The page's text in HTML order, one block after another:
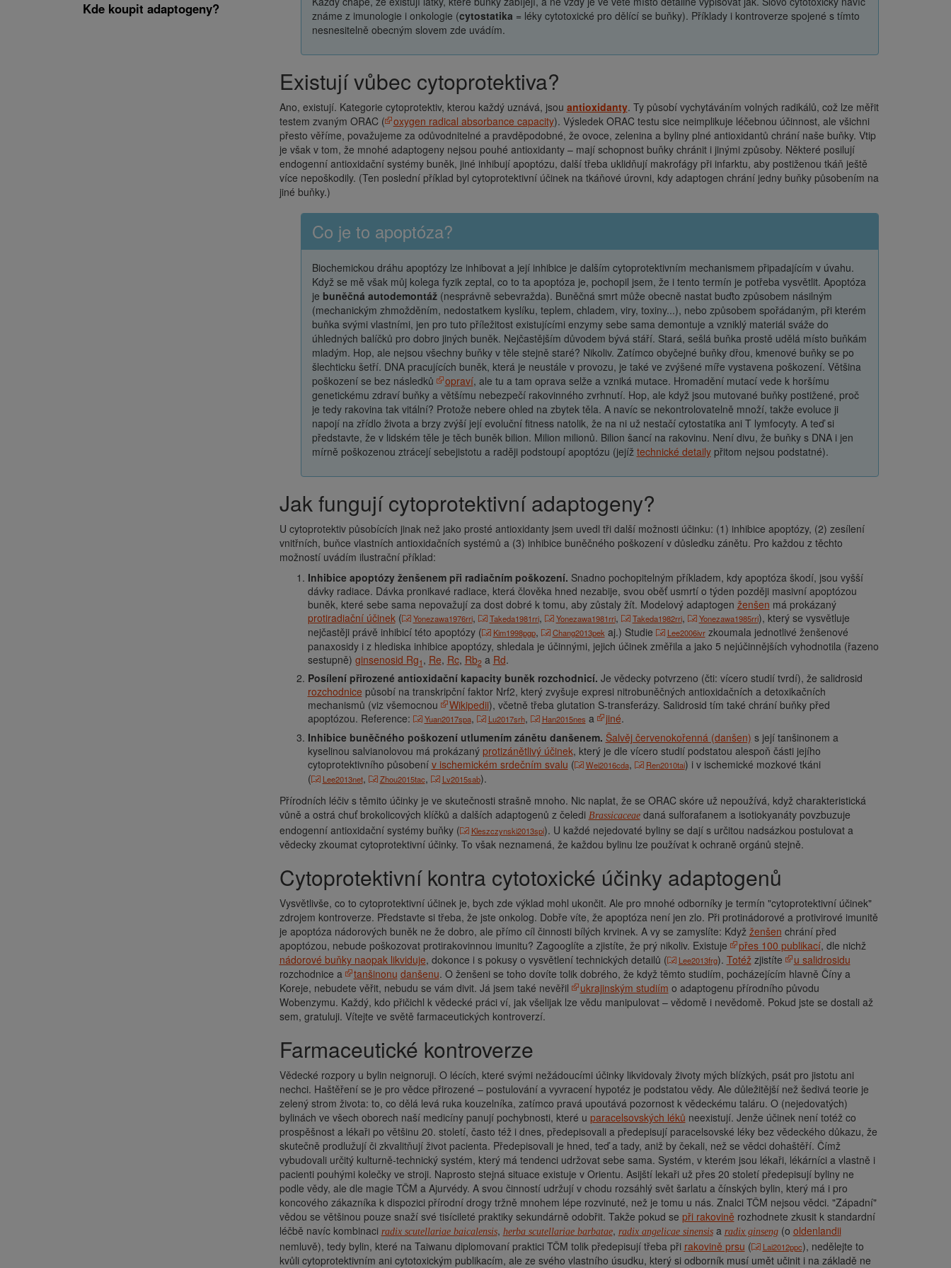
Kde koupit adaptogeny?
známe z imunologie i onkologie (cytostatika = léky cytotoxické pro dělící se buňky). Příklady i kontroverze spojené s tímto
nesnesitelně obecným slovem zde uvádím.
Existují vůbec cytoprotektiva?
Ano, existují. Kategorie cytoprotektiv, kterou každý uznává, jsou antioxidanty. Ty působí vychytáváním volných radikálů, což lze měřit
testem zvaným ORAC (
oxygen radical absorbance capacity). Výsledek ORAC testu sice neimplikuje léčebnou účinnost, ale všichni
přesto věříme, považujeme za odůvodnitelné a pravděpodobné, že ovoce, zelenina a byliny plné antioxidantů chrání naše buňky. Vtip
je však v tom, že mnohé adaptogeny nejsou pouhé antioxidanty – mají schopnost buňky chránit i jinými způsoby. Některé posilují
endogenní antioxidační systémy buněk, jiné inhibují apoptózu, další třeba uklidňují makrofágy při infarktu, aby postiženou tkáň ještě
více nepoškodily. (Ten poslední příklad byl cytoprotektivní účinek na tkáňové úrovni, kdy adaptogen chrání jedny buňky působením na
jiné buňky.)
Co je to apoptóza?
Biochemickou dráhu apoptózy lze inhibovat a její inhibice je dalším cytoprotektivním mechanismem připadajícím v úvahu.
Když se mě však můj kolega fyzik zeptal, co to ta apoptóza je, pochopil jsem, že i tento termín je potřeba vysvětlit. Apoptóza
je buněčná autodemontáž(nesprávně sebevražda). Buněčná smrt může obecně nastat buďto způsobem násilným
(mechanickým zhmožděním, nedostatkem kyslíku, teplem, chladem, viry, toxiny...), nebo způsobem spořádaným, při kterém
buňka svými vlastními, jen pro tuto příležitost existujícími enzymy sebe sama demontuje a vzniklý materiál sváže do
úhledných balíčků pro dobro jiných buněk. Nejčastějším důvodem bývá stáří. Stará, sešlá buňka prostě udělá místo buňkám
mladým. Hop, ale nejsou všechny buňky v těle stejně staré? Nikoliv. Zatímco obyčejné buňky dřou, kmenové buňky se po
šlechticku šetří. DNA pracujících buněk, která je neustále v provozu, je také ve zvýšené míře vystavena poškození. Většina
poškození se bez následků
opraví, ale tu a tam oprava selže a vzniká mutace. Hromadění mutací vede k horšímu
genetickému zdraví buňky a většímu nebezpečí rakovinného zvrhnutí. Hop, ale když jsou mutované buňky postižené, proč
je tedy rakovina tak vitální? Protože nebere ohled na zbytek těla. A navíc se nekontrolovatelně množí, takže evoluce ji
napojí na zřídlo života a brzy zvýší její evoluční fitness natolik, že na ni už nestačí cytostatika ani T lymfocyty. A teď si
představte, že v lidském těle je těch buněk bilion. Milion milionů. Bilion šancí na rakovinu. Není divu, že buňky s DNA i jen
mírně poškozenou ztrácejí sebejistotu a raději podstoupí apoptózu (jejíž technické detailypřitom nejsou podstatné).
Jak fungují cytoprotektivní adaptogeny?
U cytoprotektiv působících jinak než jako prosté antioxidanty jsem uvedl tři další možnosti účinku: (1) inhibice apoptózy, (2) zesílení
vnitřních, buňce vlastních antioxidačních systémů a (3) inhibice buněčného poškození v důsledku zánětu. Pro každou z těchto
možností uvádím ilustrační příklad:
Inhibice apoptózy ženšenem při radiačním poškození. Snadno pochopitelným příkladem, kdy apoptóza škodí, jsou vyšší
dávky radiace. Dávka pronikavé radiace, která člověka hned nezabije, svou oběť usmrtí o týden později masivní apoptózou
buněk, které sebe sama nepovažují za dost dobré k tomu, aby zůstaly žít. Modelový adaptogen ženšen má prokázaný
protiradiační účinek( Yonezawa1976rri, Takeda1981rri, Yonezawa1981rri, Takeda1982rri, Yonezawa1985rri), který se vysvětluje
nejčastěji právě inhibicí této apoptózy (
Kim1998pgp, Chang2013pekaj.) Studie Lee2006ivrzkoumala jednotlivé ženšenové
panaxosidy i z hlediska inhibice apoptózy, shledala je účinnými, jejich účinek změřila a jako 5 nejúčinnějších vyhodnotila (řazeno
sestupně) ginsenosid Rg1 , Re, Rc, Rb2a Rd.
Posílení přirozené antioxidační kapacity buněk rozchodnicí. Je vědecky potvrzeno (čti: vícero studií tvrdí), že salidrosid
rozchodnice působí na transkripční faktor Nrf2, který zvyšuje expresi nitrobuněčných antioxidačních a detoxikačních
mechanismů (viz všemocnou
Wikipedii), včetně třeba glutation S-transferázy. Salidrosid tím také chrání buňky před
apoptózou. Reference:
Yuan2017spa, Lu2017srh, Han2015nes a jiné.
Inhibice buněčného poškození utlumením zánětu danšenem. Šalvěj červenokořenná (danšen) s její tanšinonem a
kyselinou salvianolovou má prokázaný protizánětlivý účinek, který je dle vícero studií podstatou alespoň části jejího
cytoprotektivního působení v ischemickém srdečním svalu ( Wei2016cda, Ren2010tai) i v ischemické mozkové tkáni
(
Lee2013net, Zhou2015tac, Lv2015sab).
Přírodních léčiv s těmito účinky je ve skutečnosti strašně mnoho. Nic naplat, že se ORAC skóre už nepoužívá, když charakteristická
vůně a ostrá chuť brokolicových klíčků a dalších adaptogenů z čeledi Brassicaceaedaná sulforafanem a isotiokyanáty povzbuzuje
endogenní antioxidační systémy buňky (
Kleszczynski2013spi). U každé nejedovaté byliny se dají s určitou nadsázkou postulovat a
vědecky zkoumat cytoprotektivní účinky. To však neznamená, že každou bylinu lze používat k ochraně orgánů stejně.
Cytoprotektivní kontra cytotoxické účinky adaptogenů
Vysvětlivše, co to cytoprotektivní účinek je, bych zde výklad mohl ukončit. Ale pro mnohé odborníky je termín "cytoprotektivní účinek"
zdrojem kontroverze. Představte si třeba, že jste onkolog. Dobře víte, že apoptóza není jen zlo. Při protinádorové a protivirové imunitě
je apoptóza nádorových buněk ne že dobro, ale přímo cíl činnosti bílých krvinek. A vy se zamyslíte: Když ženšen chrání před
apoptózou, nebude poškozovat protirakovinnou imunitu? Zagooglíte a zjistíte, že prý nikoliv. Existuje
přes 100 publikací, dle nichž
nádorové buňky naopak likviduje, dokonce i s pokusy o vysvětlení technických detailů ( Lee2013frg). Totéžzjistíte
u salidrosidu
rozchodnice a
tanšinonu danšenu. O ženšeni se toho dovíte tolik dobrého, že když těmto studiím, pocházejícím hlavně Číny a
Koreje, nebudete věřit, nebudu se vám divit. Já jsem také nevěřil
ukrajinským studiím o adaptogenu přírodního původu
Wobenzymu. Každý, kdo přičichl k vědecké práci ví, jak všelijak lze vědu manipulovat – vědomě i nevědomě. Pokud jste se dostali až
sem, gratuluji. Vítejte ve světě farmaceutických kontroverzí.
Farmaceutické kontroverze
Vědecké rozpory u bylin neignoruji. O lécích, které svými nežádoucími účinky likvidovaly životy mých blízkých, psát pro jistotu ani
nechci. Haštěření se je pro vědce přirozené – postulování a vyvracení hypotéz je podstatou vědy. Ale důležitější než šedivá teorie je
zelený strom života: to, co dělá levá ruka kouzelníka, zatímco pravá upoutává pozornost k vědeckému taláru. O (nejedovatých)
bylinách ve všech oborech naší medicíny panují pochybnosti, které u paracelsovských léků neexistují. Jenže účinek není totéž co
prospěšnost a lékaři po většinu 20. století, často též i dnes, předepisovali a předepisují paracelsovské léky bez vědeckého důkazu, že
skutečně prodlužují či zkvalitňují život pacienta. Předepisovali je hned, teď a tady, aniž by čekali, než se vědci dohaštěří. Čímž
vybudovali určitý kulturně-technický systém, který má tendenci udržovat sebe sama. Systém, v kterém jsou lékaři, lékárníci a vlastně i
pacienti pouhými kolečky ve stroji. Naprosto stejná situace existuje v Orientu. Asijští lekaři už přes 20 století předepisují byliny ne
podle vědy, ale dle magie TČM a Ajurvédy. A svou činností udržují v chodu rozsáhlý svět šarlatu a čínských bylin, který má i pro
koncového zákazníka k dispozici přírodní drogy tržně mnohem lépe rozvinuté, než je tomu u nás. Znalci TČM nejsou vědci. "Západní"
vědou se většinou pouze snaží své tisícileté praktiky sekundárně odobřit. Takže pokud se při rakovině rozhodnete zkusit k standardní
léčbě navíc kombinaci radix scutellariae baicalensis, herba scutellariae barbatae, radix angelicae sinensisa radix ginseng(o oldenlandii
nemluvě), tedy bylin, které na Taiwanu diplomovaní praktici TČM tolik předepisují třeba při rakovině prsu ( Lai2012ppc), nedělejte to
kvůli cytoprotektivním ani cytotoxickým publikacím, ale ze svého vlastního úsudku, který si odborník musí umět učinit i na základě ne